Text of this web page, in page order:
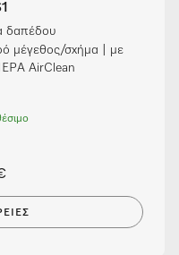
δαπέδου
μέγεθος/σχήμα | με
AirClean